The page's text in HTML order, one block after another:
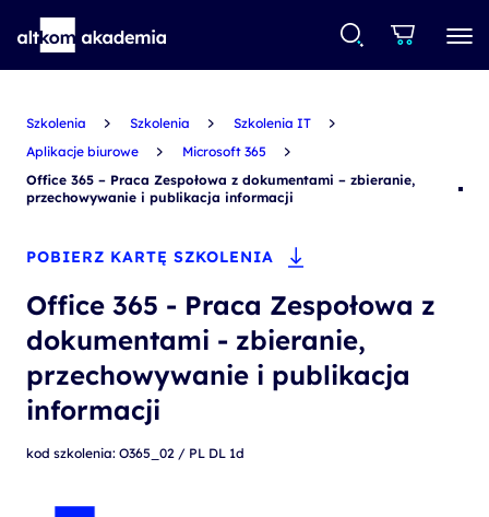
Szkolenia Szkolenia
Szkolenia IT
Aplikacje biurowe
Microsoft 365
Office 365 – Praca Zespołowa z dokumentami – zbieranie,
przechowywanie i publikacja informacji
POBIERZ KARTĘ SZKOLENIA
Office 365 - Praca Zespołowa z
dokumentami - zbieranie,
przechowywanie i publikacja
informacji
kod szkolenia: O365_02 / PL DL 1d